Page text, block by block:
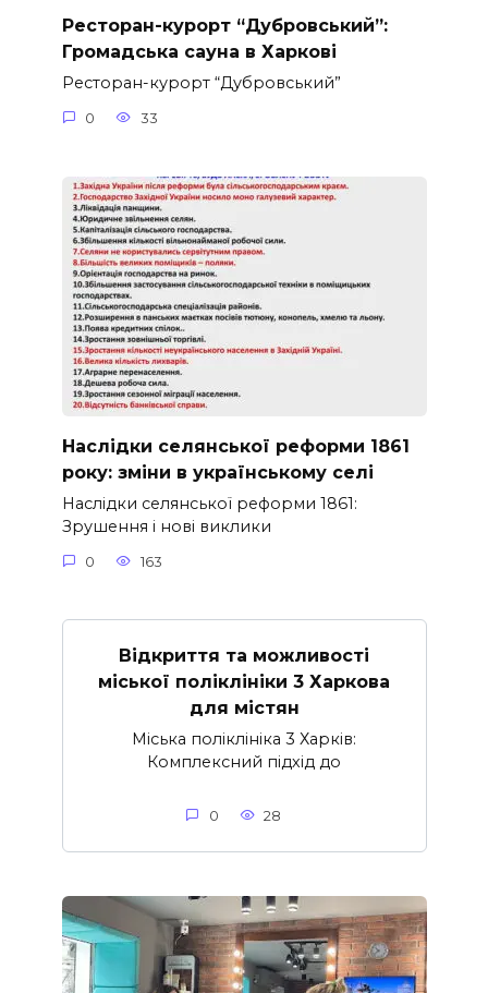
Ресторан-курорт “Дубровський”:
Громадська сауна в Харкові
Ресторан-курорт “Дубровський”
0 33
Наслідки селянської реформи 1861
року: зміни в українському селі
Наслідки селянської реформи 1861:
Зрушення і нові виклики
0 163
Відкриття та можливості
міської поліклініки 3 Харкова
для містян
Міська поліклініка 3 Харків:
Комплексний підхід до
0 28